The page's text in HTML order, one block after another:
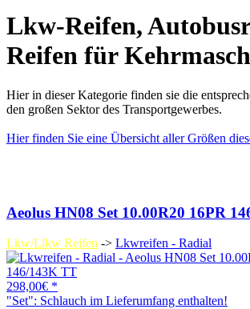
Lkw-Reifen,
Reifen für
Hier in dieser Kategorie finden sie die
den großen Sektor des Transportgewerbes.
Hier finden Sie eine Übersicht aller Größen
Aeolus HN08 Set 10.00R20 16PR
Lkw/Llkw Reifen -> Lkwreifen - Radial
298,00€ *
"Set": Schlauch im Lieferumfang enthalten!